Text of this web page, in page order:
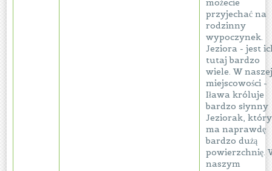
możecie
przyjechać na
rodzinny
wypoczynek.
Jeziora - jest
tutaj bardzo
wiele. W
miejscowości -
Iława króluje
bardzo słynny
Jeziorak, który
ma naprawdę
bardzo dużą
powierzchnię.
naszym